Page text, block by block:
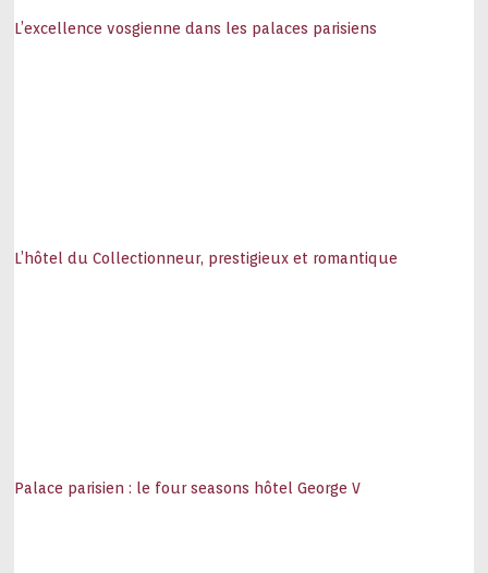
L’excellence vosgienne dans les palaces parisiens
L’hôtel du Collectionneur, prestigieux et romantique
Palace parisien : le four seasons hôtel George V